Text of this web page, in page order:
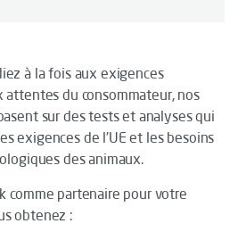
à la fois aux exigences
du consommateur, nos
sur des tests et analyses qui
exigences de l'UE et les besoins
des animaux.
comme partenaire pour votre
obtenez :